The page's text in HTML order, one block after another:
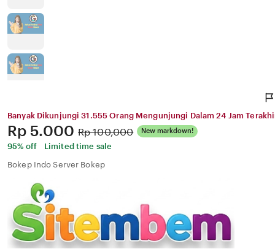
Banyak Dikunjungi 31.555 Orang Mengunjungi Dalam 24 Jam
Price:
Rp 5.000 Original
Price:
Rp 100,000 New markdown!
95% off
Limited time sale
Bokep Indo Server Bokep